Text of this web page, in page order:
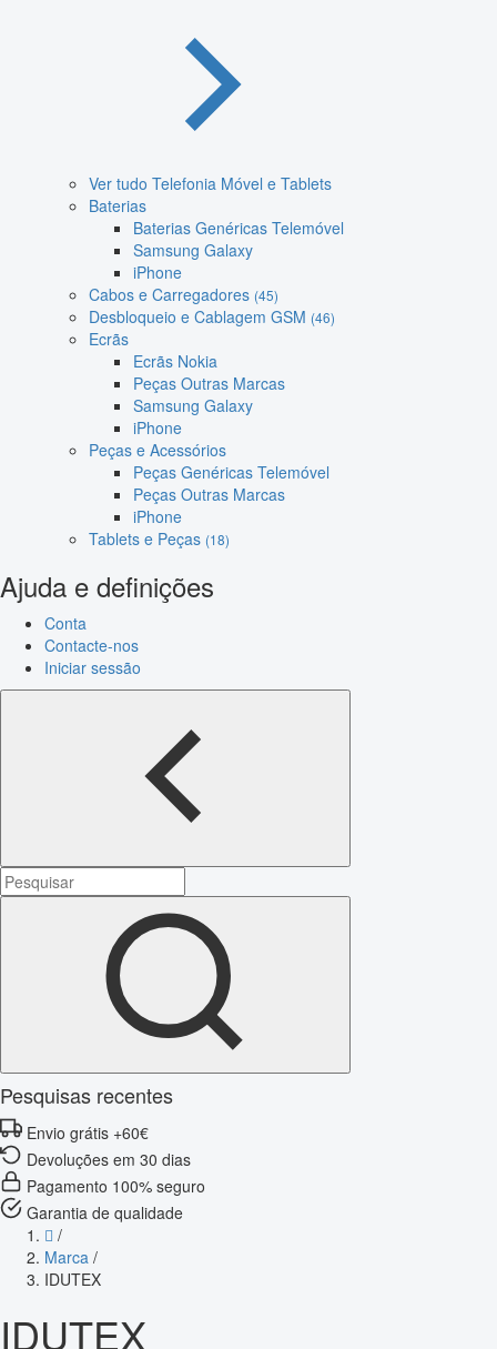
Ver tudo Telefonia Móvel e Tablets
Baterias
Baterias Genéricas Telemóvel
Samsung Galaxy
iPhone
Cabos e Carregadores (45)
Desbloqueio e Cablagem GSM (46)
Ecrãs
Ecrãs Nokia
Peças Outras Marcas
Samsung Galaxy
iPhone
Peças e Acessórios
Peças Genéricas Telemóvel
Peças Outras Marcas
iPhone
Tablets e Peças (18)
Ajuda e definições
Conta
Contacte-nos
Iniciar sessão
Pesquisas recentes
Envio grátis +60€
Devoluções em 30 dias
Pagamento 100% seguro
Garantia de qualidade
/
Marca /
IDUTEX
IDUTEX